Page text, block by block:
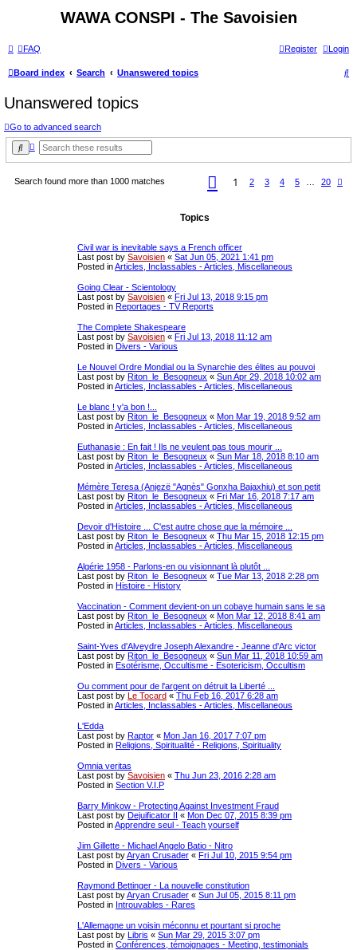
WAWA CONSPI - The Savoisien
FAQ Login
Register
Board index Search Unanswered topics
S
Unanswered topics
Go to advanced search
S
e
c
A
d
v
n
Search found more than 1000 matches
2
0
1 2 3 4 5 20
Topics
Civil war is inevitable says a French officer
Last post by Savoisien « Sat Jun 05, 2021 1:41 pm
Posted inArticles, Inclassables - Articles, Miscellaneous
Going Clear - Scientology
Last post by Savoisien « Fri Jul 13, 2018 9:15 pm
Posted in Reportages - TV Reports
The Complete Shakespeare
Last post by Savoisien « Fri Jul 13, 2018 11:12 am
Posted in Divers - Various
Le Nouvel Ordre Mondial ou la Synarchie des élites au pouvoi
Last post by Riton_le_Besogneux « Sun Apr 29, 2018 10:02 am
Posted inArticles, Inclassables - Articles, Miscellaneous
Le blanc ! y'a bon !...
Last post by Riton_le_Besogneux « Mon Mar 19, 2018 9:52 am
Posted inArticles, Inclassables - Articles, Miscellaneous
Euthanasie : En fait ! Ils ne veulent pas tous mourir ...
Last post by Riton_le_Besogneux « Sun Mar 18, 2018 8:10 am
Posted inArticles, Inclassables - Articles, Miscellaneous
Mémère Teresa (Anjezë "Agnès" Gonxha Bajaxhiu) et son petit
Last post by Riton_le_Besogneux « Fri Mar 16, 2018 7:17 am
Posted inArticles, Inclassables - Articles, Miscellaneous
Devoir d'Histoire ... C'est autre chose que la mémoire ...
Last post by Riton_le_Besogneux « Thu Mar 15, 2018 12:15 pm
Posted inArticles, Inclassables - Articles, Miscellaneous
Algérie 1958 - Parlons-en ou visionnant là plutôt ...
Last post by Riton_le_Besogneux « Tue Mar 13, 2018 2:28 pm
Posted in Histoire - History
Vaccination - Comment devient-on un cobaye humain sans le sa
Last post by Riton_le_Besogneux « Mon Mar 12, 2018 8:41 am
Posted inArticles, Inclassables - Articles, Miscellaneous
Saint-Yves d'Alveydre Joseph Alexandre - Jeanne d'Arc victor
Last post by Riton_le_Besogneux « Sun Mar 11, 2018 10:59 am
Posted in Esotérisme, Occultisme - Esotericism, Occultism
Ou comment pour de l'argent on détruit la Liberté ...
Last post by Le Tocard « Thu Feb 16, 2017 6:28 am
Posted inArticles, Inclassables - Articles, Miscellaneous
L'Edda
Last post by Raptor « Mon Jan 16, 2017 7:07 pm
Posted in Religions, Spiritualité - Religions, Spirituality
Omnia veritas
Last post by Savoisien « Thu Jun 23, 2016 2:28 am
Posted in Section V.I.P
Barry Minkow - Protecting Against Investment Fraud
Last post by Dejuificator II « Mon Dec 07, 2015 8:39 pm
Posted inApprendre seul - Teach yourself
Jim Gillette - Michael Angelo Batio - Nitro
Last post byAryan Crusader « Fri Jul 10, 2015 9:54 pm
Posted in Divers - Various
Raymond Bettinger - La nouvelle constitution
Last post byAryan Crusader « Sun Jul 05, 2015 8:11 pm
Posted in Introuvables - Rares
L'Allemagne un voisin méconnu et pourtant si proche
Last post by Libris « Sun Mar 29, 2015 3:07 pm
Posted in Conférences, témoignages - Meeting, testimonials